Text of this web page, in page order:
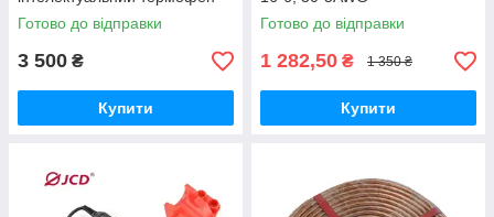
100–450°C, 20 швидкостей,
LCD дисплей
Готово до відправки
3 500 ₴
Купити
Готово до відправки
1 282,50 ₴ 1 350 ₴
Купити